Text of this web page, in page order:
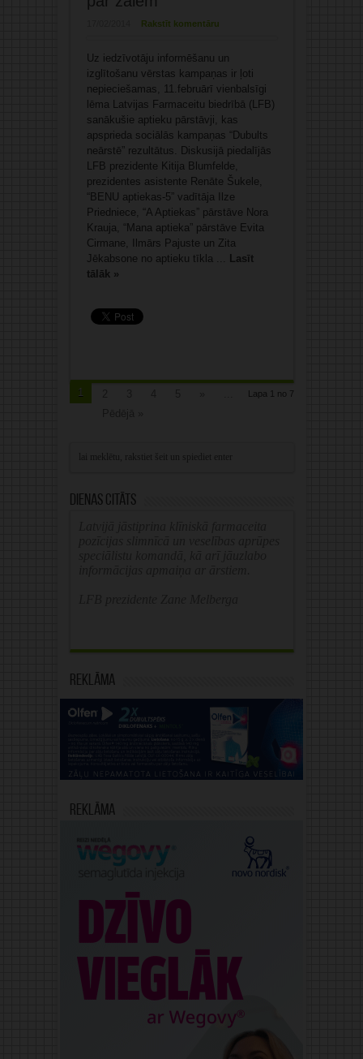
Rakstīt komentāru
Uz iedzīvotāju informēšanu un
izglītošanu vērstas kampaņas ir ļoti
nepieciešamas, 11.februārī vienbalsīgi
lēma Latvijas Farmaceitu biedrībā (LFB)
sanākušie aptieku pārstāvji, kas
apsprieda sociālās kampaņas “Dubults
neārstē” rezultātus. Diskusijā piedalījās
LFB prezidente Kitija Blumfelde,
prezidentes asistente Renāte Šukele,
“BENU aptiekas-5” vadītāja Ilze
Priedniece, “A Aptiekas” pārstāve Nora
Krauja, “Mana aptieka” pārstāve Evita
Cirmane, Ilmārs Pajuste un Zita
Jēkabsone no aptieku tīkla ...
Lasīt
tālāk »
Lapa 1 no 7
1
Dienas citāts
Reklāma
Reklāma